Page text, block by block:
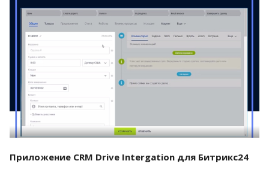
Смотреть проект
Приложение CRM Drive Intergation для Битрикс24